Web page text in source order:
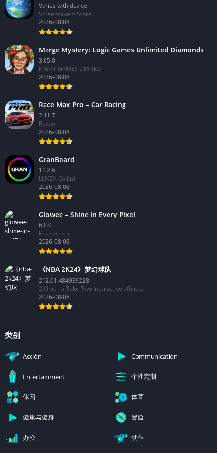
Varies with device
Screensavers Store
2026-08-08
Merge Mystery: Logic Games Unlimited Diamonds
3.65.0
F-WAY GAMES LIMITED
2026-08-08
Race Max Pro – Car Racing
2.11.7
Revani
2026-08-08
GranBoard
11.2.6
LUXZA Co.Ltd.
2026-08-08
Glowee – Shine in Every Pixel
6.0.0
KosmoLizer
2026-08-08
《NBA 2K24》梦幻球队
212.01.484939228
2K Inc. - a Take-Two Interactive affiliate
2026-08-08
类别
Acción Communication
Entertainment 个性定制
休闲 体育
健康与健身 冒险
办公 动作